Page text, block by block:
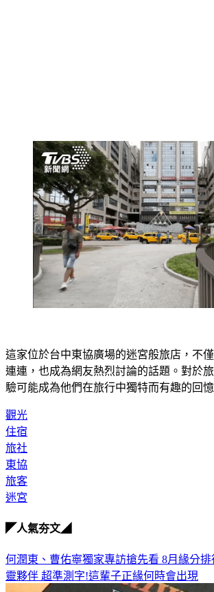
這家位於台中東協廣場的迷宮般旅店，不
連連，也成為網友熱烈討論的話題。對於旅
觀光
住宿
旅社
東協
旅客
何潤東、曹佑寧獨家專訪搶先看8月緣分排